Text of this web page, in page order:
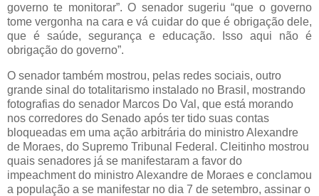
governo te monitorar”. O senador sugeriu “que o governo
tome vergonha na cara e vá cuidar do que é obrigação dele,
que é saúde, segurança e educação. Isso aqui não é
obrigação do governo”.
O senador também mostrou, pelas redes sociais, outro
grande sinal do totalitarismo instalado no Brasil, mostrando
fotografias do senador Marcos Do Val, que está morando
nos corredores do Senado após ter tido suas contas
bloqueadas em uma ação arbitrária do ministro Alexandre
de Moraes, do Supremo Tribunal Federal. Cleitinho mostrou
quais senadores já se manifestaram a favor do
impeachment do ministro Alexandre de Moraes e conclamou
a população a se manifestar no dia 7 de setembro, assinar o